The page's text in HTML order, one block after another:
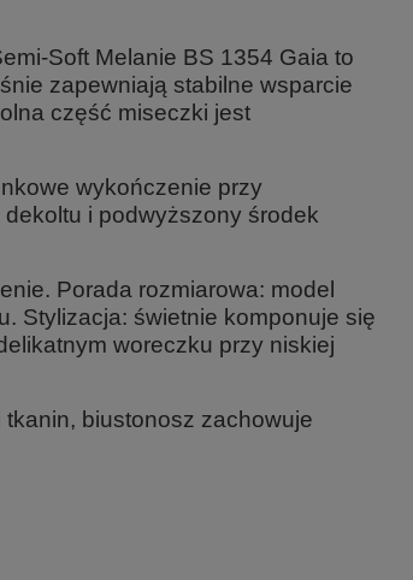
Soft Melanie BS 1354 Gaia to
zapewniają stabilne wsparcie
część miseczki jest
wykończenie przy
i podwyższony środek
Porada rozmiarowa: model
Stylizacja: świetnie komponuje się
woreczku przy niskiej
tkanin, biustonosz zachowuje